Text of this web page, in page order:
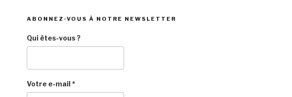
ABONNEZ-VOUS À NOTRE NEWSLETTER
Qui êtes-vous ?
Votre e-mail*